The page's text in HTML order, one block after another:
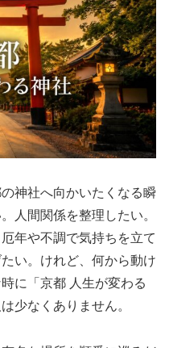
神社へ向かいたくなる瞬
人間関係を整理したい。
年や不調で気持ちを立て
い。けれど、何から動け
に「京都 人生が変わる
少なくありません。